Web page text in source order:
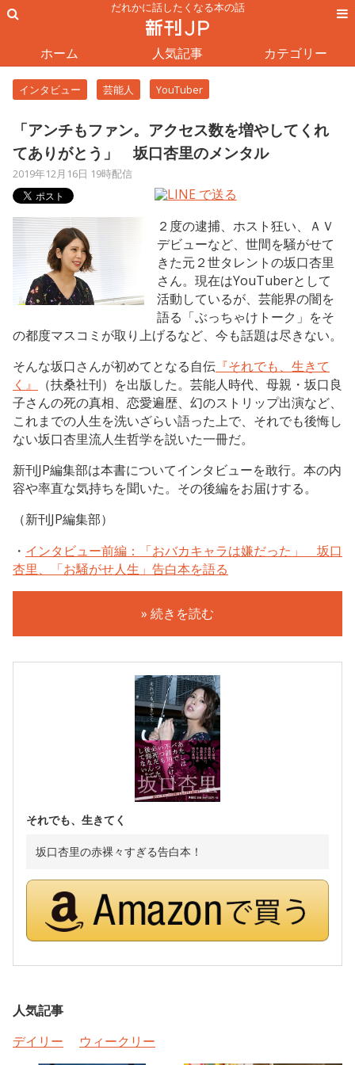
だれかに話したくなる本の話
ホーム 人気記事 カテゴリー
インタビュー 芸能人 YouTuber
「アンチもファン。アクセス数を増やしてくれ
てありがとう」 坂口杏里のメンタル
2019年12月16日 19時配信
２度の逮捕、ホスト狂い、ＡＶ
デビューなど、世間を騒がせて
きた元２世タレントの坂口杏里
さん。現在はYouTuberとして
活動しているが、芸能界の闇を
語る「ぶっちゃけトーク」をそ
の都度マスコミが取り上げるなど、今も話題は尽きない。
そんな坂口さんが初めてとなる自伝 『それでも、生きて
く』
（扶桑社刊）を出版した。芸能人時代、母親・坂口良
子さんの死の真相、恋愛遍歴、幻のストリップ出演など、
これまでの人生を洗いざらい語った上で、それでも後悔し
ない坂口杏里流人生哲学を説いた一冊だ。
新刊JP編集部は本書についてインタビューを敢行。本の内
容や率直な気持ちを聞いた。その後編をお届けする。
（新刊JP編集部）
・ インタビュー前編：「おバカキャラは嫌だった」 坂口
杏里、「お騒がせ人生」告白本を語る
» 続きを読む
それでも、生きてく
坂口杏里の赤裸々すぎる告白本！
人気記事
デイリー
ウィークリー